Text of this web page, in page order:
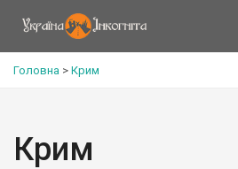
Головна > Крим
Крим